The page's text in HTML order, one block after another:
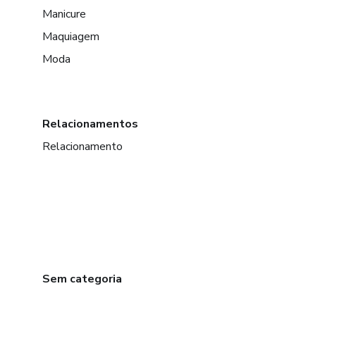
Manicure
Maquiagem
Moda
Relacionamentos
Relacionamento
Sem categoria